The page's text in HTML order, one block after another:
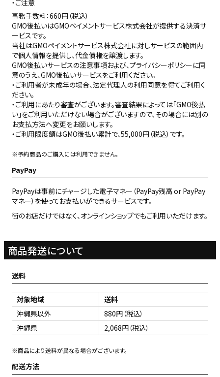
ご注意
事務手数料：660円（税込）
GMO後払いはGMOペイメントサービス株式会社が提供する決済サ
ービスです。
当社はGMOペイメントサービス株式会社に対しサービスの範囲内
で個人情報を提供し、代金債権を譲渡します。
GMO後払いサービスの注意事項および、プライバシーポリシーに同
意のうえ、GMO後払いサービスをご利用ください。
・ご利用者が未成年の場合、法定代理人の利用同意を得てご利用く
ださい。
・ご利用にあたり審査がございます。審査結果によっては「GMO後払
い」をご利用いただけない場合がございますので、その場合には別の
お支払方法へ変更をお願いします。
・ご利用限度額はGMO後払い累計で、55,000円（税込）です。
※予約商品のご購入には利用できません。
PayPay
PayPayは事前にチャージした電子マネー（PayPay残高 or PayPay
マネー）を使ってお支払いができるサービスです。
街のお店だけではなく、オンラインショップでもご利用いただけます。
商品発送について
送料
対象地域
送料
沖縄県以外
880円（税込）
沖縄県
2,068円（税込）
※商品により送料が異なる場合がございます。
配送方法